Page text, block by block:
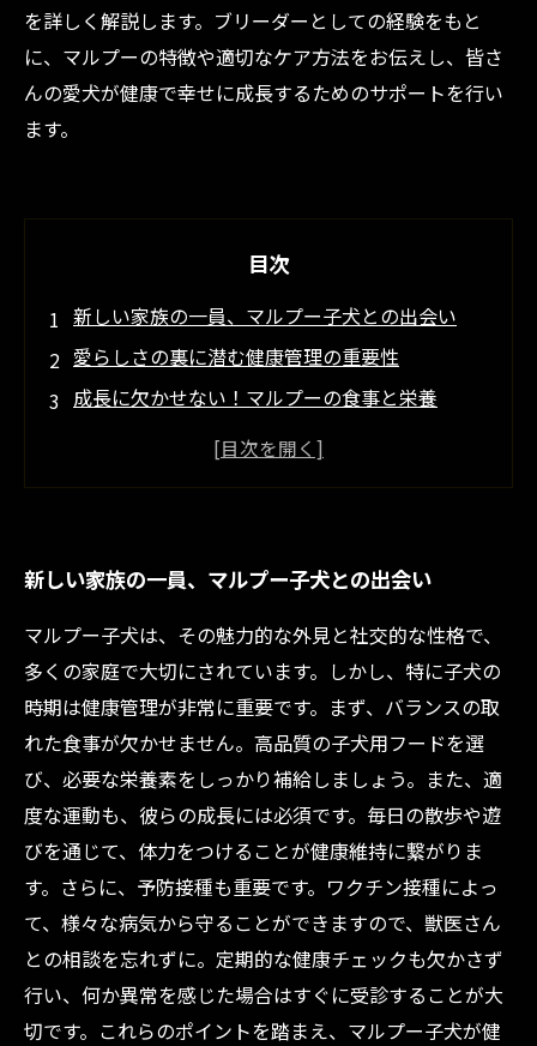
を詳しく解説します。ブリーダーとしての経験をもと
に、マルプーの特徴や適切なケア方法をお伝えし、皆さ
んの愛犬が健康で幸せに成長するためのサポートを行い
ます。
目次
新しい家族の一員、マルプー子犬との出会い
愛らしさの裏に潜む健康管理の重要性
成長に欠かせない！マルプーの食事と栄養
元気な子犬に育てるための運動と遊びのポイン
健康で幸せなマルプー子犬を育てるために
新しい家族の一員、マルプー子犬との出会い
マルプー子犬は、その魅力的な外見と社交的な性格で、
多くの家庭で大切にされています。しかし、特に子犬の
時期は健康管理が非常に重要です。まず、バランスの取
れた食事が欠かせません。高品質の子犬用フードを選
び、必要な栄養素をしっかり補給しましょう。また、適
度な運動も、彼らの成長には必須です。毎日の散歩や遊
びを通じて、体力をつけることが健康維持に繋がりま
す。さらに、予防接種も重要です。ワクチン接種によっ
て、様々な病気から守ることができますので、獣医さん
との相談を忘れずに。定期的な健康チェックも欠かさず
行い、何か異常を感じた場合はすぐに受診することが大
切です。これらのポイントを踏まえ、マルプー子犬が健